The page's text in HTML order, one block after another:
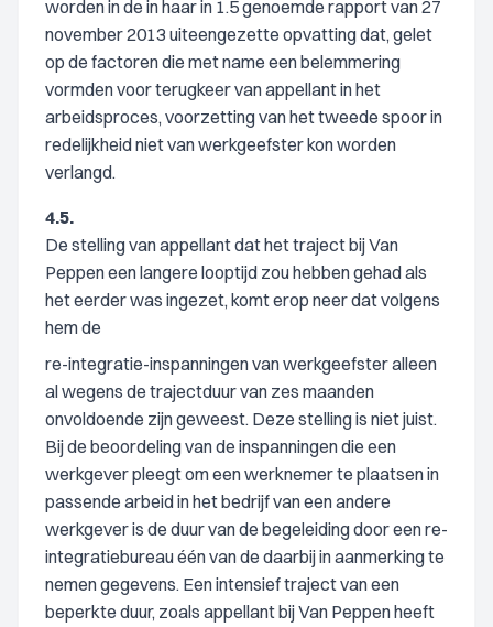
worden in de in haar in 1.5 genoemde rapport van 27
november 2013 uiteengezette opvatting dat, gelet
op de factoren die met name een belemmering
vormden voor terugkeer van appellant in het
arbeidsproces, voorzetting van het tweede spoor in
redelijkheid niet van werkgeefster kon worden
verlangd.
4.5.
De stelling van appellant dat het traject bij Van
Peppen een langere looptijd zou hebben gehad als
het eerder was ingezet, komt erop neer dat volgens
hem de
re-integratie-inspanningen van werkgeefster alleen
al wegens de trajectduur van zes maanden
onvoldoende zijn geweest. Deze stelling is niet juist.
Bij de beoordeling van de inspanningen die een
werkgever pleegt om een werknemer te plaatsen in
passende arbeid in het bedrijf van een andere
werkgever is de duur van de begeleiding door een re-
integratiebureau één van de daarbij in aanmerking te
nemen gegevens. Een intensief traject van een
beperkte duur, zoals appellant bij Van Peppen heeft